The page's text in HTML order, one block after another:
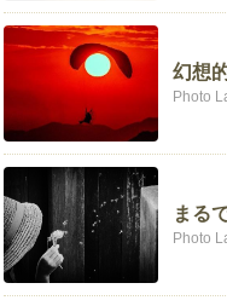
幻想
Photo
まる
Photo